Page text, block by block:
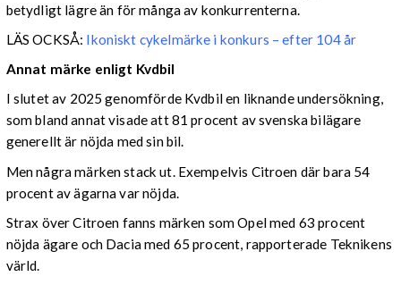
betydligt lägre än för många av konkurrenterna.
LÄS OCKSÅ: Ikoniskt cykelmärke i konkurs – efter 104 år
Annat märke enligt Kvdbil
I slutet av 2025 genomförde Kvdbil en liknande undersökning,
som bland annat visade att 81 procent av svenska bilägare
generellt är nöjda med sin bil.
Men några märken stack ut. Exempelvis Citroen där bara 54
procent av ägarna var nöjda.
Strax över Citroen fanns märken som Opel med 63 procent
nöjda ägare och Dacia med 65 procent, rapporterade Teknikens
värld.